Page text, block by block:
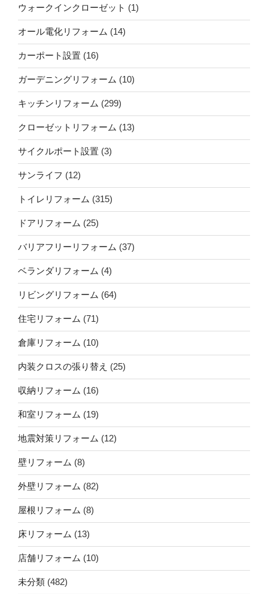
ウォークインクローゼット (1)
オール電化リフォーム (14)
カーポート設置 (16)
ガーデニングリフォーム (10)
キッチンリフォーム (299)
クローゼットリフォーム (13)
サイクルポート設置 (3)
サンライフ (12)
トイレリフォーム (315)
ドアリフォーム (25)
バリアフリーリフォーム (37)
ベランダリフォーム (4)
リビングリフォーム (64)
住宅リフォーム (71)
倉庫リフォーム (10)
内装クロスの張り替え (25)
収納リフォーム (16)
和室リフォーム (19)
地震対策リフォーム (12)
壁リフォーム (8)
外壁リフォーム (82)
屋根リフォーム (8)
床リフォーム (13)
店舗リフォーム (10)
未分類 (482)